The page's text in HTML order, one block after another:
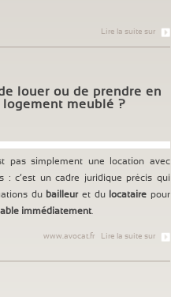
Lire la suite sur
louer ou de prendre en
logement meublé ?
pas simplement une location avec
: c’est un cadre juridique précis qui
du bailleuret du locataire pour
immédiatement.
Lire la suite sur
www.avocat.fr